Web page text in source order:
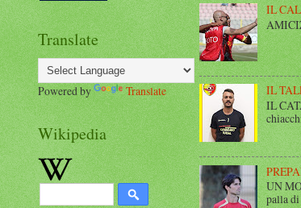
IL
IL
IL
UN
palla di
Translate
Powered by Translate
Wikipedia